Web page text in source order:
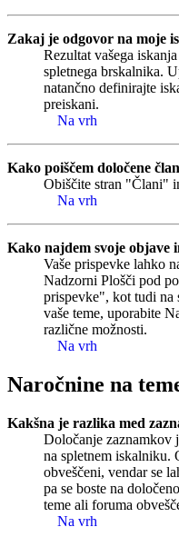
Zakaj je odgovor na moje
Rezultat vašega
spletnega brskalnika.
natančno definirajte
preiskani.
Na vrh
Kako poiščem določene
Obiščite stran "Člani"
Na vrh
Kako najdem svoje objave
Vaše prispevke lahko
Nadzorni Plošči pod
prispevke", kot tudi na
vaše teme, uporabite
različne možnosti.
Na vrh
Naročnine na
Kakšna je razlika med
Določanje zaznamkov
na spletnem iskalniku.
obveščeni, vendar se
pa se boste na
teme ali foruma
Na vrh